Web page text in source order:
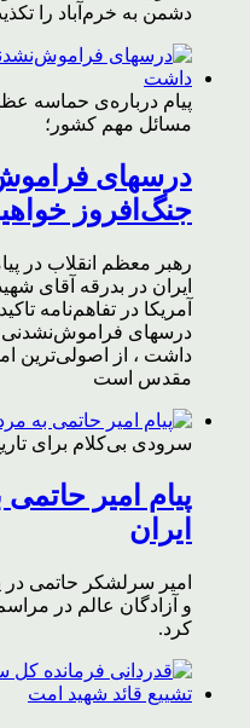
دشمن به خرم‌آباد را
پیام درباره‌ی حماسه
مسائل مهم کشور؛
درسهای
جنگ‌افروز
رهبر معظم انقلاب در
ایران در بدرقه آقای
آمریکا در تفاهم‌نامه
درسهای فراموش‌نشدنی
داشت ، از اصولی‌ترین
مقدس است
سرودی بی‌کلام برای
پیام امیر
ایران
امیر سرلشکر حاتمی
و آزادگان عالم در
کرد.